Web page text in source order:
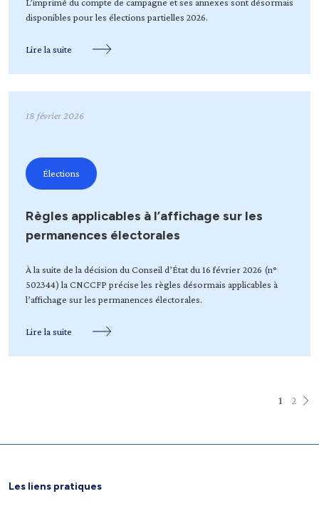
disponibles pour les élections partielles 2026.
Lire la suite
18 février 2026
Élections
Règles applicables à l’affichage sur les
permanences électorales
À la suite de la décision du Conseil d’État du 16 février 2026 (n°
502344) la CNCCFP précise les règles désormais applicables à
l’affichage sur les permanences électorales.
Lire la suite
1 2
Les liens pratiques